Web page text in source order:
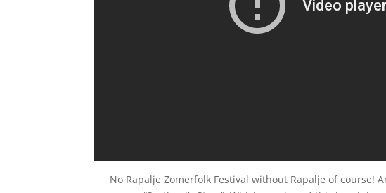
No Rapalje Zomerfolk Festival without Rapalje of